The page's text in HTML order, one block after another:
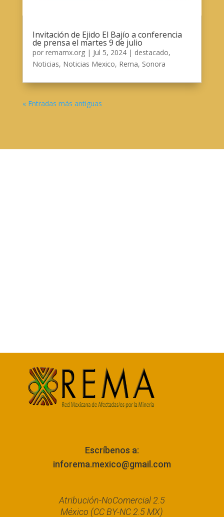
Invitación de Ejido El Bajío a conferencia
de prensa el martes 9 de julio
por remamx.org| Jul 5, 2024| destacado,
Noticias, Noticias Mexico, Rema, Sonora
« Entradas más antiguas
Escríbenos a:
inforema.mexico@gmail.com
Atribución-NoComercial 2.5
México (CC BY-NC 2.5 MX)